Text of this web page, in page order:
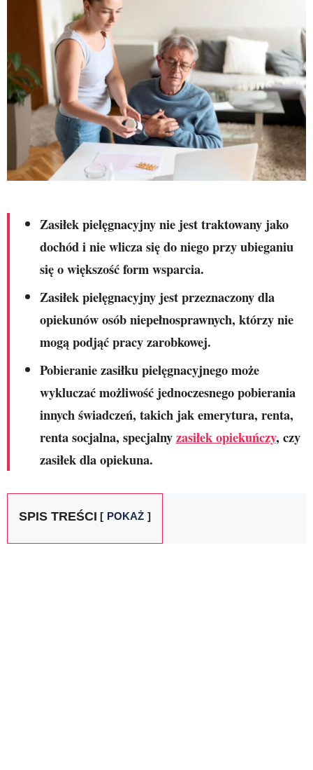
Zasiłek pielęgnacyjny nie jest traktowany jako
dochód i nie wlicza się do niego przy ubieganiu
się o większość form wsparcia.
Zasiłek pielęgnacyjny jest przeznaczony dla
opiekunów osób niepełnosprawnych, którzy nie
mogą podjąć pracy zarobkowej.
Pobieranie zasiłku pielęgnacyjnego może
wykluczać możliwość jednoczesnego pobierania
innych świadczeń, takich jak emerytura, renta,
renta socjalna, specjalnyzasiłek opiekuńczy, czy
zasiłek dla opiekuna.
SPIS TREŚCI POKAŻ